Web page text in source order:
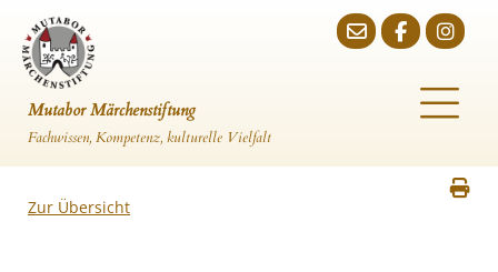
Mutabor Märchenstiftung
Fachwissen, Kompetenz, kulturelle Vielfalt
Zur Übersicht